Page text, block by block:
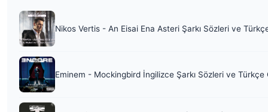
Nikos Vertis - An Eisai Ena Asteri Şarkı Sözleri ve
Eminem - Mockingbird İngilizce Şarkı Sözleri ve Türkçe